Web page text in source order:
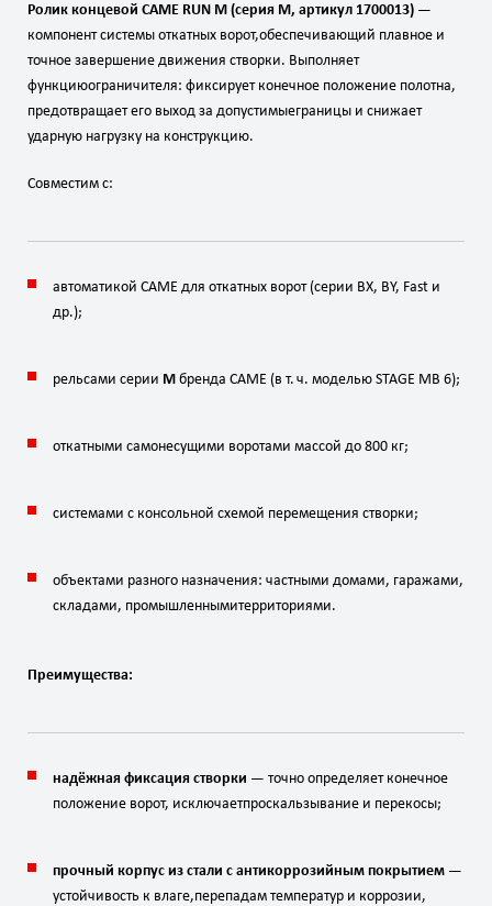
Ролик концевой CAME RUN M (серия M, артикул 1700013) —
компонентсистемы откатных ворот,обеспечивающий плавное и
точное завершение движения створки. Выполняет
функциюограничителя: фиксируетконечное положение полотна,
предотвращаетего выход за допустимыеграницы и снижает
ударную нагрузку на конструкцию.
Совместим с:
автоматикой CAME для откатных ворот(серии BX, BY, Fast и
др.);
рельсами серии M бренда CAME (в т. ч. моделью STAGE MB 6);
откатными самонесущими воротами массой до 800 кг;
системами с консольной схемой перемещения створки;
объектами разного назначения: частными домами, гаражами,
складами, промышленнымитерриториями.
Преимущества:
надёжная фиксация створки — точно определяетконечное
положение ворот, исключаетпроскальзывание и перекосы;
прочный корпус из стали с антикоррозийным покрытием —
устойчивость к влаге,перепадам температур и коррозии,